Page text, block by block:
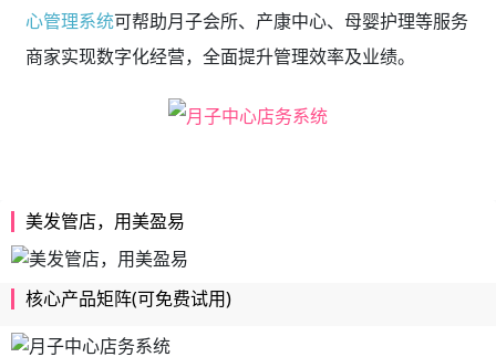
心管理系统可帮助月子会所、产康中心、母婴护理等服务
商家实现数字化经营，全面提升管理效率及业绩。
美发管店，用美盈易
核心产品矩阵(可免费试用)